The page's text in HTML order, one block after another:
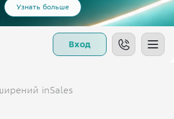
Узнать больше
Вход
inSales